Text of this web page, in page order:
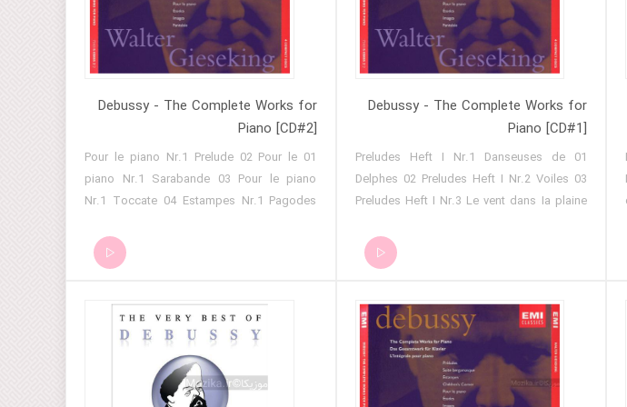
Debussy - The Complete Works for
Piano [CD#1]
01 Preludes Heft I Nr.1 Danseuses de
Delphes 02 Preludes Heft I Nr.2 Voiles 03
Preludes Heft I Nr.3 Le vent dans Ia plaine
parfums tournent dan... 05 Preludes Heft I
Nr.5 Les collines d'Anacapri 06 Preludes
Preludes Heft I Nr.7 Ce qu'a vu le vent
d'Ouest 08 Preludes Heft I Nr.8 La fille aux
cheveux de lin 09 Preludes Heft I Nr.9 La
serenade interrompue 10 Preludes Heft I
Nr.10 La cathedrale engloutie 11 Preludes
Debussy - The Complete Works for
Piano [CD#2]
01 Pour le piano Nr.1 Prelude 02 Pour le
piano Nr.1 Sarabande 03 Pour le piano
Nr.1 Toccate 04 Estampes Nr.1 Pagodes
06 Estampes Nr.3 Jardins sous la pluie 07
Images I Nr.1 Reflet dans l'eau 08 Images I
Mouvement 10 Images II Nr.1 Cloches à
travers les feuilles 11 Images II Nr.2 Et la
lune descend sur le temple qui fut 12
Images II Nr.3 Poissons d'or 13 Children's
Corner Nr.1 Doctor Gradus ad Parnassum